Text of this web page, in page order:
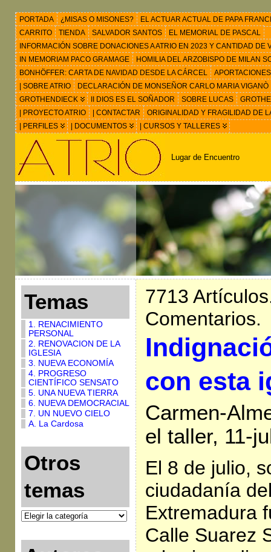
PORTADA ¿MISAS O MISONES?
EL ACTUAR ACTUAL DE PAPA
CARRITO
TIENDA SALVADOR SANTOS
EL MEMORIAL DE PASCAL
INFORMACIÓN SOBRE DONACIONES A ATRIO EN 2023 Y CANTIDAD
IN MEMORIAM PACO GRAMAGE
HOMILIA DEL ARZOBISPO DE MILAN
BONHÖFFER: CARTA DE NAVIDAD DESDE LA CÁRCEL
| SOBRE ATRIO
DECLARACIÓN DE MONSEÑOR CARLO MARIA VIGANÒ
GROTHENDIECK
II DIOS ES EL SOÑADOR SOBRE LUCAS
| PROYECTO ATRIO
| CONTACTAR
ORIGINALIDAD Y FRAGILIDAD DE
| PERFILES
| DOCUMENTOS | CURSOS Y TALLERES
Lugar de Encuentro
Temas
1. RENACIMIENTO
PERSONAL
2. RENOVACION DE LA
IGLESIA
3. NUEVA ECONOMÍA
4. PROGRESO
CIENTÍFICO SENSATO
5. UNA NUEVA TIERRA
6. NUEVA DEMOCRACIAL
7. UN NUEVO CIELO
A. La Cardosa
Otros
temas
7713
Comentarios.
con esta
Carmen-
el taller, 11-
El 8 de julio,
ciudadanía
Extremadura
Calle Suarez